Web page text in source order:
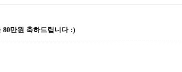
만원 축하드립니다 :)